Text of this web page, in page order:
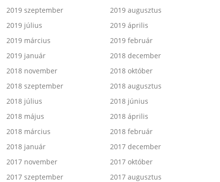
2019 szeptember
2019 augusztus
2019 július
2019 április
2019 március
2019 február
2019 január
2018 december
2018 november
2018 október
2018 szeptember
2018 augusztus
2018 július
2018 június
2018 május
2018 április
2018 március
2018 február
2018 január
2017 december
2017 november
2017 október
2017 szeptember
2017 augusztus